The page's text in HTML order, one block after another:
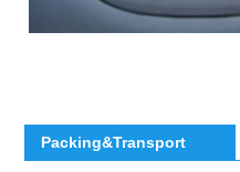
Packing&Transport